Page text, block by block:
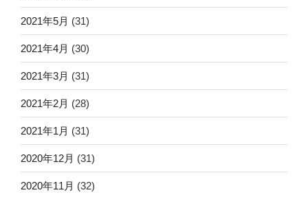
2021年5月 (31)
2021年4月 (30)
2021年3月 (31)
2021年2月 (28)
2021年1月 (31)
2020年12月 (31)
2020年11月 (32)